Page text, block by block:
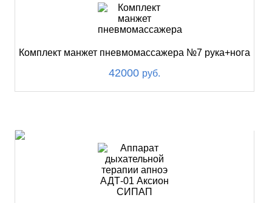
Комплект манжет пневмомассажера №7 рука+нога
42000 руб.